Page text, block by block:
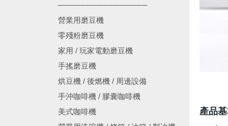
────────────────
營業用磨豆機
零殘粉磨豆機
家用 / 玩家電動磨豆機
手搖磨豆機
烘豆機 / 後燃機 / 周邊設備
手沖咖啡機 / 膠囊咖啡機
美式咖啡機
產品